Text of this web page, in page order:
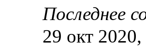
Последнее
29 окт